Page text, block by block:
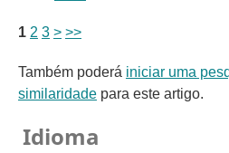
1 2 3 > >>
Também poderá iniciar uma
similaridadepara este artigo.
Idioma